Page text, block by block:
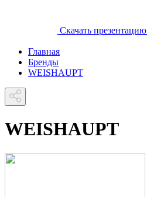
Скачать презентацию
Главная
Бренды
WEISHAUPT
WEISHAUPT